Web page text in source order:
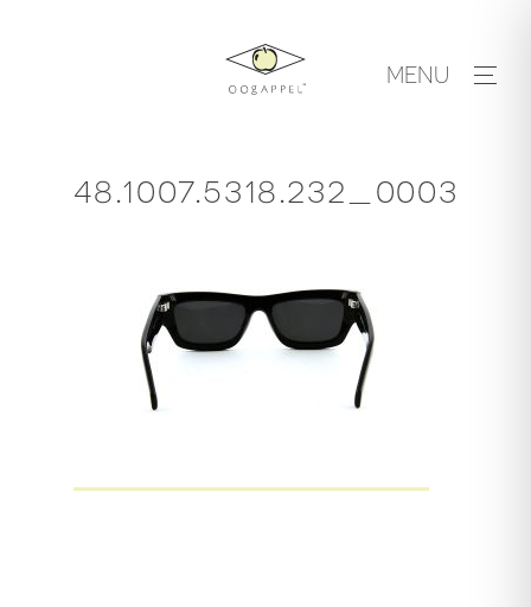
MENU
48.1007.5318.232_0003